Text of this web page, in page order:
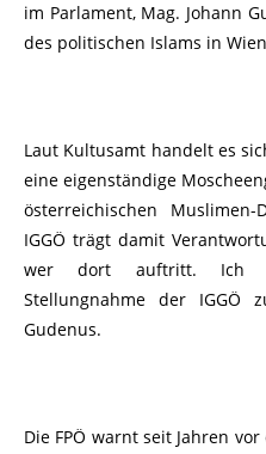
im Parlament, Mag. Johann
des politischen Islams in
Laut Kultusamt handelt es
eine eigenständige
österreichischen
IGGÖ trägt damit
wer dort auftritt. Ich
Stellungnahme der IGGÖ
Gudenus.
Die FPÖ warnt seit Jahren